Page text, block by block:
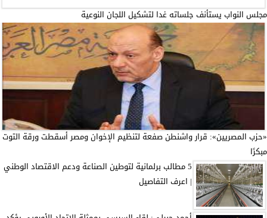
مجلس النواب يستأنف جلساته غدا لتشكيل اللجان النوعية
«حزب المصريين»: قرار واشنطن صفعة لتنظيم الإخوان ومصر أسقطت ورقة التوت
مبكرًا
5 مطالب برلمانية لتوطين الصناعة ودعم الاقتصاد الوطني
| اعرف التفاصيل